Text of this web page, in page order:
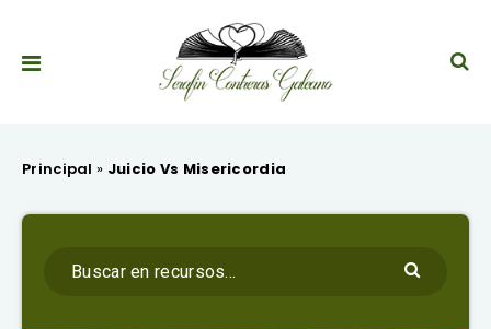
Principal » Juicio Vs Misericordia